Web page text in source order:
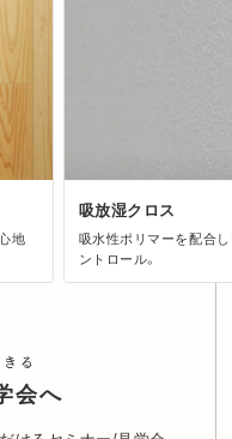
地
吸放湿クロス
吸水性ポリマーを配合
ントロール。
る
会へ